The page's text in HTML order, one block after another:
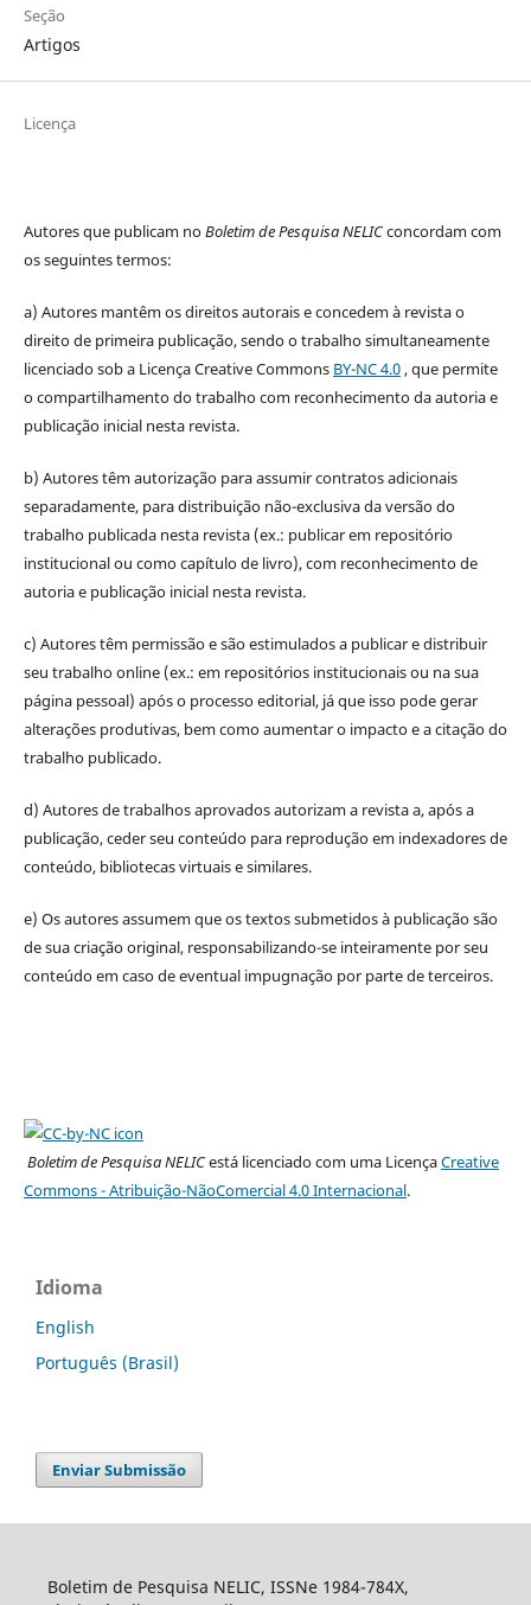
Seção
Artigos
Licença
Autores que publicam noBoletim de Pesquisa NELICconcordam com
os seguintes termos:
a) Autores mantêm os direitos autorais e concedem à revista o
direito de primeira publicação, sendo o trabalho simultaneamente
licenciado sob a Licença Creative Commons BY-NC 4.0, que permite
o compartilhamento do trabalho com reconhecimento da autoria e
publicação inicial nesta revista.
b) Autores têm autorização para assumir contratos adicionais
separadamente, para distribuição não-exclusiva da versão do
trabalho publicada nesta revista (ex.: publicar em repositório
institucional ou como capítulo de livro), com reconhecimento de
autoria e publicação inicial nesta revista.
c) Autores têm permissão e são estimulados a publicar e distribuir
seu trabalho online (ex.: em repositórios institucionais ou na sua
página pessoal) após o processo editorial, já que isso pode gerar
alterações produtivas, bem como aumentar o impacto e a citação do
trabalho publicado.
d) Autores de trabalhos aprovados autorizam a revista a, após a
publicação, ceder seu conteúdo para reprodução em indexadores de
conteúdo, bibliotecas virtuais e similares.
e) Os autores assumem que os textos submetidos à publicação são
de sua criação original, responsabilizando-se inteiramente por seu
conteúdo em caso de eventual impugnação por parte de terceiros.
Boletim de Pesquisa NELICestá licenciado com uma LicençaCreative
Commons - Atribuição-NãoComercial 4.0 Internacional.
Idioma
English
Português (Brasil)
Enviar Submissão
Boletim de Pesquisa NELIC, ISSNe 1984-784X,